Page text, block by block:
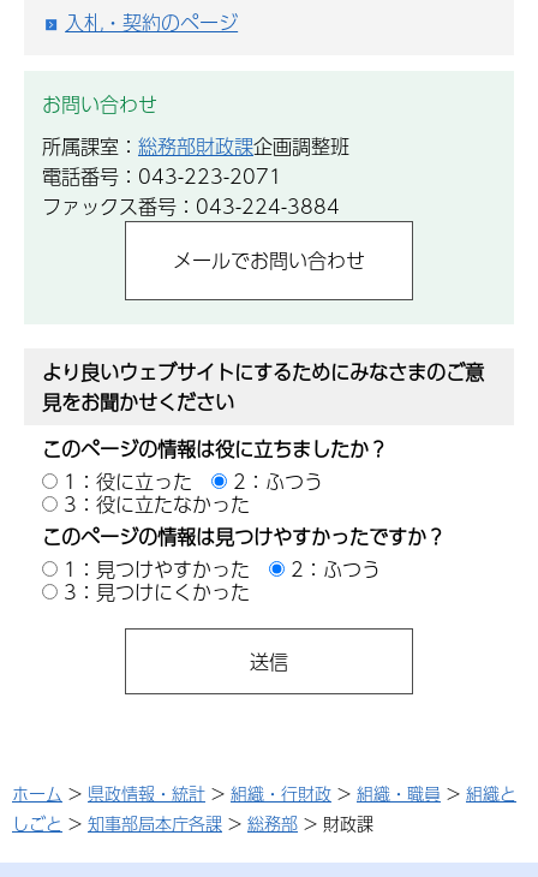
入札・契約のページ
お問い合わせ
所属課室： 総務部財政課企画調整班
電話番号：043-223-2071
ファックス番号：043-224-3884
より良いウェブサイトにするためにみなさまのご意
見をお聞かせください
このページの情報は役に立ちましたか？
1：役に立った
2：ふつう
3：役に立たなかった
このページの情報は見つけやすかったですか？
1：見つけやすかった
2：ふつう
3：見つけにくかった
ホーム > 県政情報・統計 > 組織・行財政 > 組織・職員 > 組織と
しごと > 知事部局本庁各課 > 総務部 > 財政課